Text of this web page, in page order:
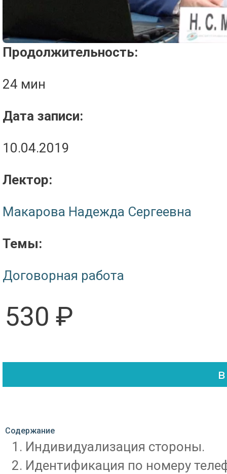
Продолжительность:
24 мин
Дата записи:
10.04.2019
Лектор:
Макарова Надежда Сергеевна
Темы:
Договорная работа
530 ₽
Содержание
Индивидуализация стороны.
Идентификация по номеру